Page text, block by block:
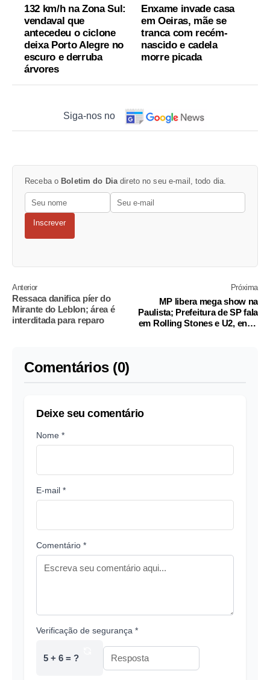
132 km/h na Zona Sul:
vendaval que
antecedeu o ciclone
deixa Porto Alegre no
escuro e derruba
árvores
Enxame invade casa
em Oeiras, mãe se
tranca com recém-
nascido e cadela
morre picada
Siga-nos no
Receba o Boletim do Dia direto no seu e-mail, todo dia.
Inscrever
Anterior
Ressaca danifica píer do
Mirante do Leblon; área é
interditada para reparo
Próxima
MP libera mega show na
Paulista; Prefeitura de SP fala
em Rolling Stones e U2, entre
Comentários (0)
Deixe seu comentário
Nome *
E-mail *
Comentário *
Verificação de segurança *
5 + 6 = ?